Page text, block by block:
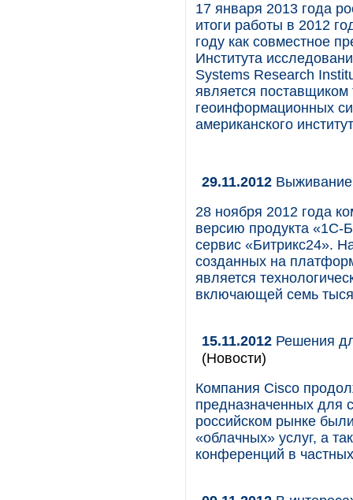
17 января 2013 года
итоги работы в 2012
году как совместное
Института
Systems Research
является
геоинформационных
американского
29.11.2012
28 ноября 2012 года
версию продукта «1С-
сервис «Битрикс24».
созданных на
является
включающей семь
15.11.2012 Решения
(Новости)
Компания Cisco
предназначенных для
российском рынке
«облачных» услуг, а
конференций в